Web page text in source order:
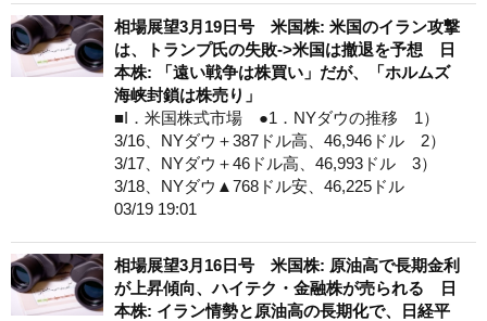
相場展望3月19日号 米国株: 米国のイラン攻撃
は、トランプ氏の失敗->米国は撤退を予想 日
本株: 「遠い戦争は株買い」だが、「ホルムズ
海峡封鎖は株売り」
■I．米国株式市場 ●1．NYダウの推移 1）
3/16、NYダウ＋387ドル高、46,946ドル 2）
3/17、NYダウ＋46ドル高、46,993ドル 3）
3/18、NYダウ▲768ドル安、46,225ドル
03/19 19:01
相場展望3月16日号 米国株: 原油高で長期金利
が上昇傾向、ハイテク・金融株が売られる 日
本株: イラン情勢と原油高の長期化で、日経平